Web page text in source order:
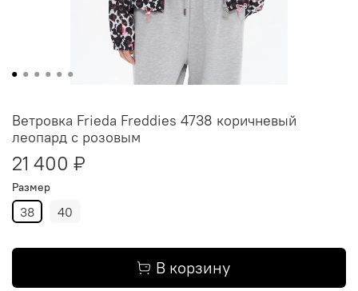
Ветровка Frieda Freddies 4738 коричневый
леопард с розовым
21 400 ₽
Размер
38 40
В корзину